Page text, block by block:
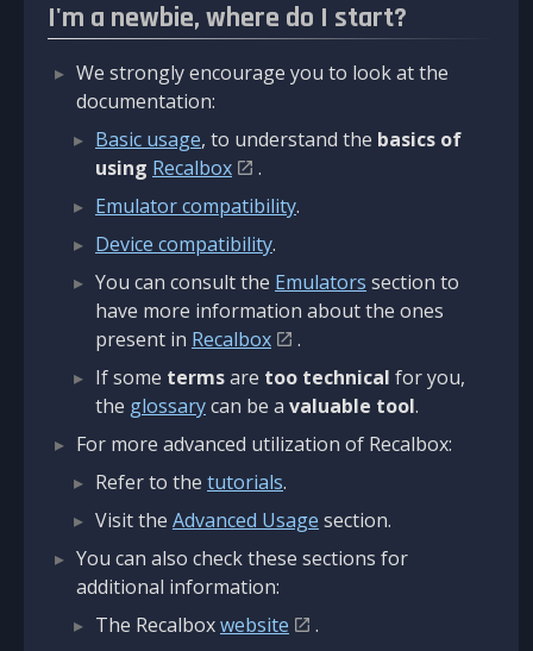
I'm a newbie, where do I start?
We strongly encourage you to look at the
documentation:
Basic usage, to understand the basics of
using Recalbox
.
Emulator compatibility.
Device compatibility.
You can consult the Emulators section to
have more information about the ones
present in Recalbox
.
If some termsare too technical for you,
the glossarycan be a valuable tool.
For more advanced utilization of Recalbox:
Refer to the tutorials.
Visit the Advanced Usage section.
You can also check these sections for
additional information:
The Recalboxwebsite
.